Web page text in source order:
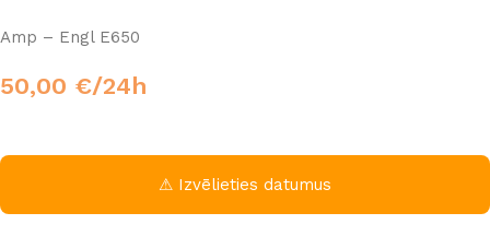
Amp – Engl E650
50,00 €/24h
⚠ Izvēlieties datumus